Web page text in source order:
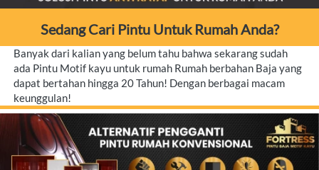
Sedang Cari Pintu Untuk Rumah Anda?
Banyak dari kalian yang belum tahu bahwa sekarang sudah
ada Pintu Motif kayu untuk rumah Rumah berbahan Baja yang
dapat bertahan hingga 20 Tahun! Dengan berbagai macam
keunggulan!